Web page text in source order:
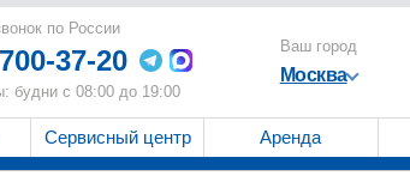
по России
37-20
будни с 08:00 до 19:00
Ваш город
Москва
Сервисный центр Аренда